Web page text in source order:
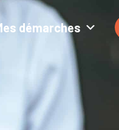
démarches